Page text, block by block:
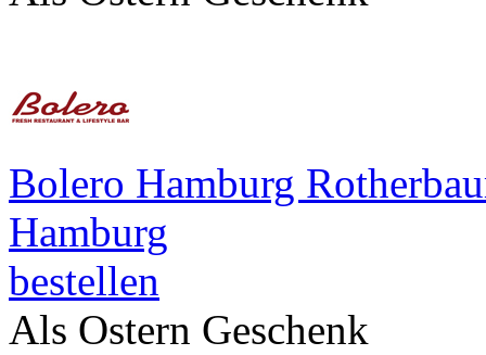
Bolero Hamburg
Hamburg
bestellen
Als Ostern Geschenk